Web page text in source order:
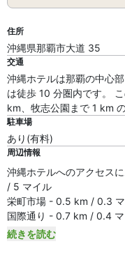
住所
沖縄県那覇市大道 35
交通
沖縄ホテルは那覇の中心
は徒歩 10 分圏内です。
km、牧志公園まで 1 km
駐車場
あり(有料)
周辺情報
沖縄ホテルへのアクセス
/ 5 マイル
栄町市場 - 0.5 km / 0.3
国際通り - 0.7 km / 0.4
続きを読む